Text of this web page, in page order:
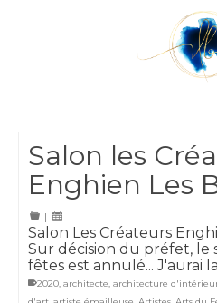
Salon les
Enghien Les
|
Salon Les Créateurs
Sur décision du préfet, le
fêtes est annulé... J'aurai
2020, architecte, architecture